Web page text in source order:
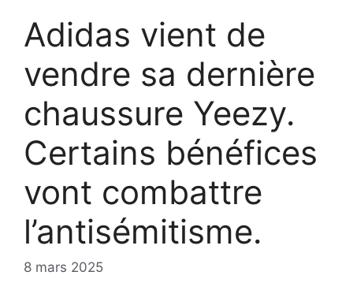
Adidas vient de
vendre sa dernière
chaussure Yeezy.
Certains bénéfices
vont combattre
l’antisémitisme.
8 mars 2025